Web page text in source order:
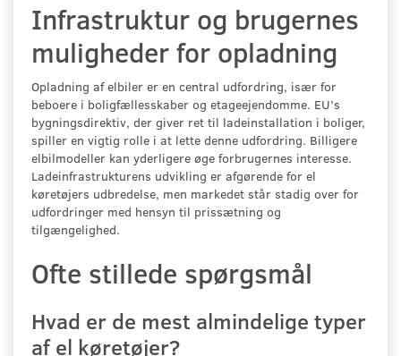
Infrastruktur og brugernes
muligheder for opladning
Opladning af elbiler er en central udfordring, især for
beboere i boligfællesskaber og etageejendomme. EU’s
bygningsdirektiv, der giver ret til ladeinstallation i boliger,
spiller en vigtig rolle i at lette denne udfordring. Billigere
elbilmodeller kan yderligere øge forbrugernes interesse.
Ladeinfrastrukturens udvikling er afgørende for el
køretøjers udbredelse, men markedet står stadig over for
udfordringer med hensyn til prissætning og
tilgængelighed.
Ofte stillede spørgsmål
Hvad er de mest almindelige typer
af el køretøjer?